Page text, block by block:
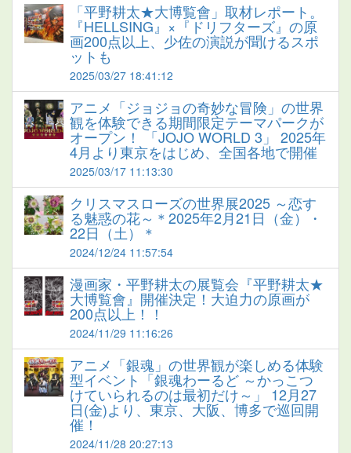
「平野耕太★大博覧會」取材レポート。
『HELLSING』×『ドリフターズ』の原
画200点以上、少佐の演説が聞けるスポ
ットも
2025/03/27 18:41:12
アニメ「ジョジョの奇妙な冒険」の世界
観を体験できる期間限定テーマパークが
オープン！ 「JOJO WORLD 3」 2025年
4月より東京をはじめ、全国各地で開催
2025/03/17 11:13:30
クリスマスローズの世界展2025 ～恋す
る魅惑の花～＊2025年2月21日（金）・
22日（土）＊
2024/12/24 11:57:54
漫画家・平野耕太の展覧会『平野耕太★
大博覧會』開催決定！大迫力の原画が
200点以上！！
2024/11/29 11:16:26
アニメ「銀魂」の世界観が楽しめる体験
型イベント「銀魂わーるど ～かっこつ
けていられるのは最初だけ～」 12月27
日(金)より、東京、大阪、博多で巡回開
催！
2024/11/28 20:27:13